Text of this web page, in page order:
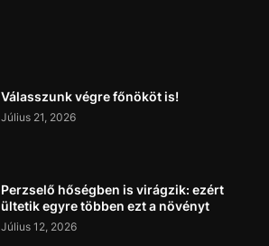
Válasszunk végre főnököt is!
Július 21, 2026
Perzselő hőségben is virágzik: ezért
ültetik egyre többen ezt a növényt
Július 12, 2026